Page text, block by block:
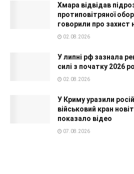
Хмара відвідав
протиповітряної
говорили про захист
02.08.2026
У липні рф зазнала
силі з початку 2026
02.08.2026
У Криму уразили
військовий кран
показало відео
07.08.2026